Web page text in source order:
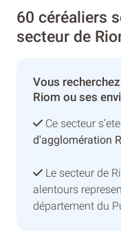
60 céréaliers
secteur de
Vous
Riom ou ses
Ce secteur
d'agglomération
Le secteur de
alentours
département du